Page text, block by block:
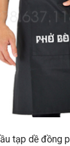
tạp dề đồng